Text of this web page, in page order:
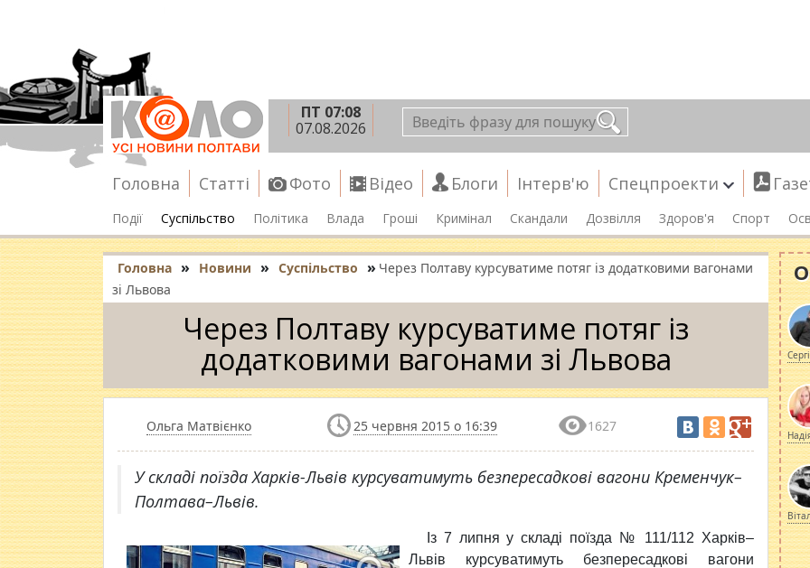
ПТ 07:08
07.08.2026
Головна Статті Фото Відео Блоги Інтерв'ю Спецпроекти
Події Суспільство Політика Влада Гроші Кримінал Скандали Дозвілля Здоров'я Спорт
Головна » Новини » Суспільство » Через Полтаву курсуватиме потяг із додатковими вагонами
зі Львова
Через Полтаву курсуватиме потяг із
додатковими вагонами зі Львова
Ольга Матвієнко 25 червня 2015 о 16:39 1627
У складі поїзда Харків-Львів курсуватимуть безпересадкові вагони Кременчук–
Полтава–Львів.
Із 7 липня у складі поїзда № 111/112 Харків–
Львів курсуватимуть безпересадкові вагони